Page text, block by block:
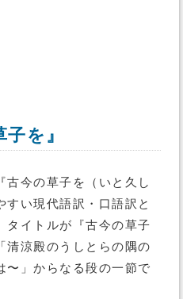
を』
古今の草子を（いと久し
すい現代語訳・口語訳と
タイトルが『古今の草子
清涼殿のうしとらの隅の
〜」からなる段の一節で